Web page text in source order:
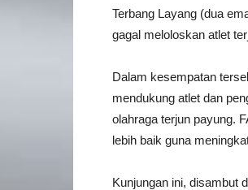
Terbang Layang (dua
gagal meloloskan atlet
Dalam kesempatan
mendukung atlet dan
olahraga terjun payung.
lebih baik guna
Kunjungan ini, disambut